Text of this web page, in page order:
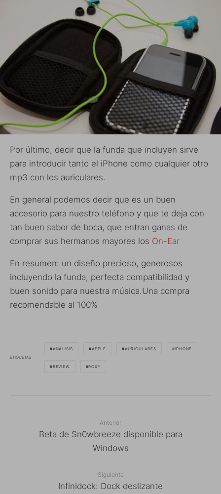
Por último, decir que la funda que incluyen sirve
para introducir tanto el iPhone como cualquier otro
mp3 con los auriculares.
En general podemos decir que es un buen
accesorio para nuestro teléfono y que te deja con
tan buen sabor de boca, que entran ganas de
comprar sus hermanos mayores los On-Ear
En resumen: un diseño precioso, generosos
incluyendo la funda, perfecta compatibilidad y
buen sonido para nuestra música.Una compra
recomendable al 100%
ETIQUETAS
ANÁLISIS APPLE AURICULARES IPHONE
REVIEW ROXY
Anterior
Beta de Sn0wbreeze disponible para
Windows
Siguiente
Infinidock: Dock deslizante